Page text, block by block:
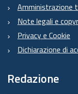
Amministrazione
Note legali e
Privacy e Cookie
Dichiarazione di
Redazione